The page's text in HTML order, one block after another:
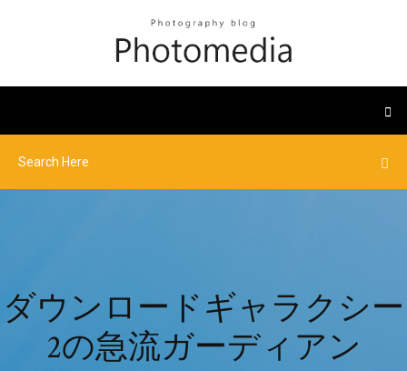
ダウンロードギャラクシー
2の急流ガーディアン